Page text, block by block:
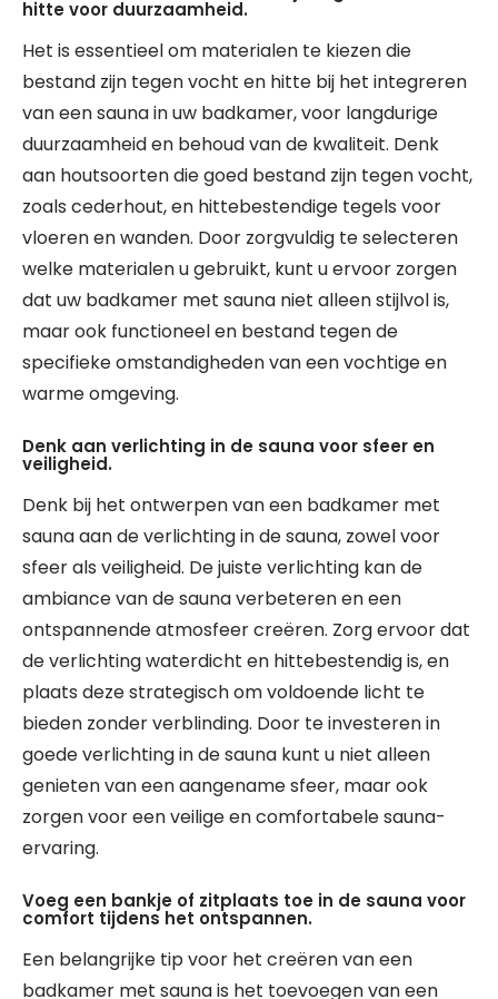
hitte voor duurzaamheid.
Het is essentieel om materialen te kiezen die
bestand zijn tegen vocht en hitte bij het integreren
van een sauna in uw badkamer, voor langdurige
duurzaamheid en behoud van de kwaliteit. Denk
aan houtsoorten die goed bestand zijn tegen vocht,
zoals cederhout, en hittebestendige tegels voor
vloeren en wanden. Door zorgvuldig te selecteren
welke materialen u gebruikt, kunt u ervoor zorgen
dat uw badkamer met sauna niet alleen stijlvol is,
maar ook functioneel en bestand tegen de
specifieke omstandigheden van een vochtige en
warme omgeving.
Denk aan verlichting in de sauna voor sfeer en
veiligheid.
Denk bij het ontwerpen van een badkamer met
sauna aan de verlichting in de sauna, zowel voor
sfeer als veiligheid. De juiste verlichting kan de
ambiance van de sauna verbeteren en een
ontspannende atmosfeer creëren. Zorg ervoor dat
de verlichting waterdicht en hittebestendig is, en
plaats deze strategisch om voldoende licht te
bieden zonder verblinding. Door te investeren in
goede verlichting in de sauna kunt u niet alleen
genieten van een aangename sfeer, maar ook
zorgen voor een veilige en comfortabele sauna-
ervaring.
Voeg een bankje of zitplaats toe in de sauna voor
comfort tijdens het ontspannen.
Een belangrijke tip voor het creëren van een
badkamer met sauna is het toevoegen van een